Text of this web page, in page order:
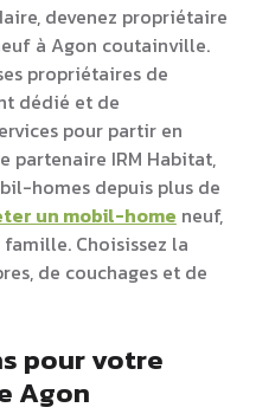
devenez propriétaire
à Agon coutainville.
propriétaires de
dédié et de
pour partir en
partenaire IRM Habitat,
homes depuis plus de
un mobil-home neuf,
Choisissez la
de couchages et de
pour votre
Agon